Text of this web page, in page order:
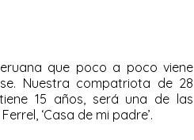
que poco a poco viene
Nuestra compatriota de 28
15 años, será una de las
‘Casa de mi padre’.